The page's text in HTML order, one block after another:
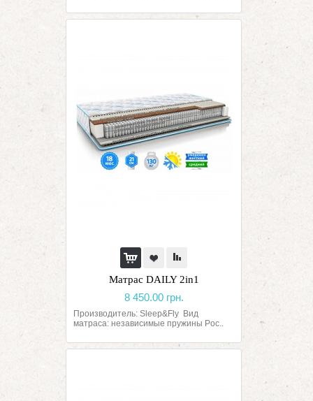
Матрас DAILY 2in1
8 450.00 грн.
Производитель: Sleep&Fly Вид
матраса: независимые пружины Poc..